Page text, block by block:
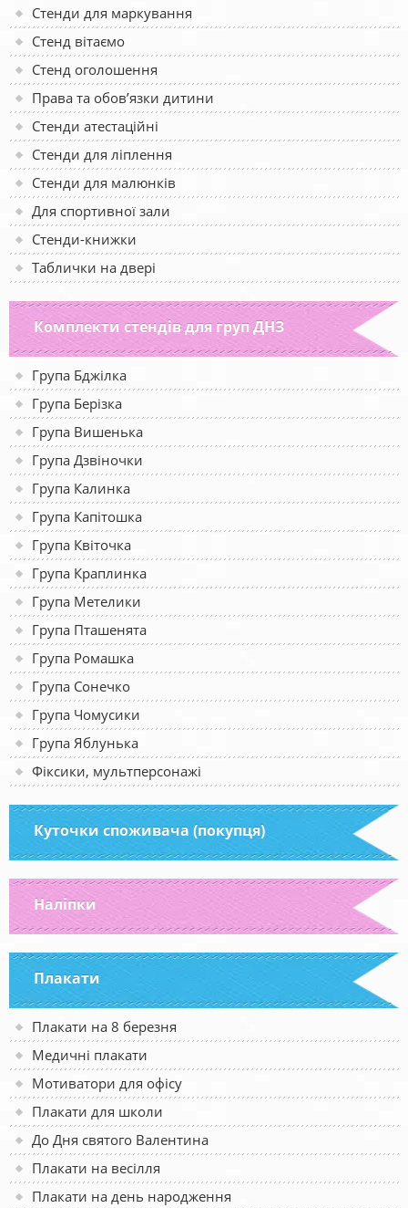
Стенди для маркування
Стенд вітаємо
Стенд оголошення
Права та обов’язки дитини
Стенди атестаційні
Стенди для ліплення
Стенди для малюнків
Для спортивної зали
Стенди-книжки
Таблички на двері
Комплекти стендів для груп ДНЗ
Група Бджілка
Група Берізка
Група Вишенька
Група Дзвіночки
Група Калинка
Група Капітошка
Група Квіточка
Група Краплинка
Група Метелики
Група Пташенята
Група Ромашка
Група Сонечко
Група Чомусики
Група Яблунька
Фіксики, мультперсонажі
Куточки споживача (покупця)
Наліпки
Плакати
Плакати на 8 березня
Медичні плакати
Мотиватори для офісу
Плакати для школи
До Дня святого Валентина
Плакати на весілля
Плакати на день народження